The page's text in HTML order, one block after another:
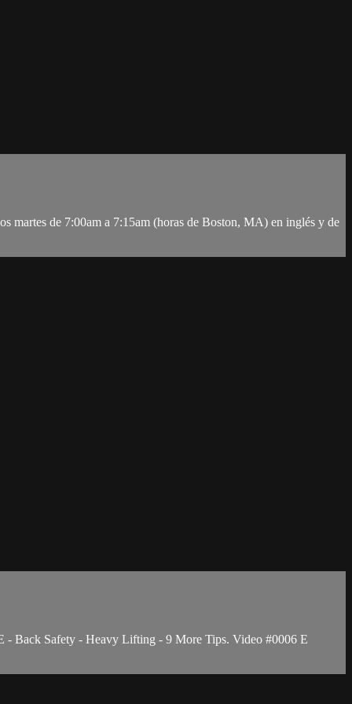
martes de 7:00am a 7:15am (horas de Boston, MA) en inglés y de
Back Safety - Heavy Lifting - 9 More Tips. Video #0006 E